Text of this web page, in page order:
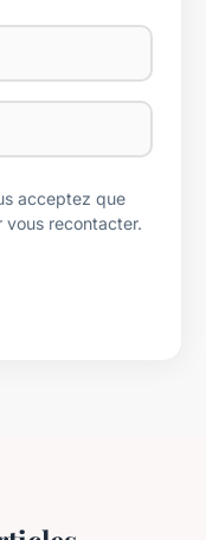
acceptez que
vous recontacter.